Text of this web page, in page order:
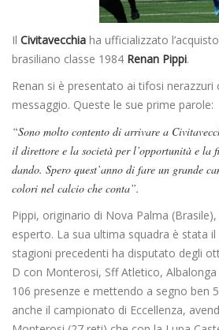
Il Civitavecchia ha ufficializzato
brasiliano classe 1984 Renan Pippi.
Renan si è presentato ai tifosi nerazzuri
messaggio. Queste le sue prime parole:
“Sono molto contento di arrivare a
il direttore e la società per l’opportunità e la
dando. Spero quest’anno di fare un grande
colori nel calcio che conta”.
Pippi, originario di Nova Palma
esperto. La sua ultima squadra è stata
stagioni precedenti ha disputato degli
D con Monterosi, Sff Atletico,
106 presenze e mettendo a segno ben
anche il campionato di Eccellenza,